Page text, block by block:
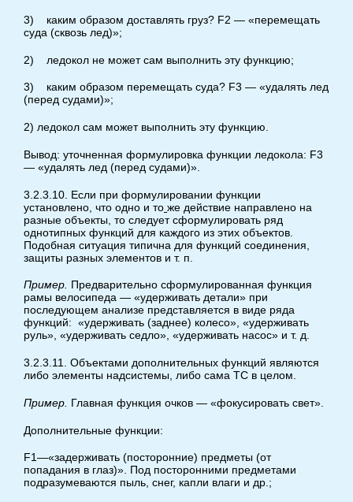
3) каким образом доставлять груз? F2 — «перемещать
суда (сквозь лед)»;
2) ледокол не может сам выполнить эту функцию;
3) каким образом перемещать суда? F3 — «удалять лед
(перед судами)»;
2) ледокол сам может выполнить эту функцию.
Вывод: уточненная формулировка функции ледокола: F3
— «удалять лед (перед судами)».
3.2.3.10. Если при формулировании функции
установлено, что одно и то же действие направлено на
разные объекты, то следует сформулировать ряд
однотипных функций для каждого из этих объектов.
Подобная ситуация типична для функций соединения,
защиты разных элементов и т. п.
Пример. Предварительно сформулированная функция
рамы велосипеда — «удерживать детали» при
последующем анализе представляется в виде ряда
функций: «удерживать (заднее) колесо», «удерживать
руль», «удерживать седло», «удерживать насос» и т. д.
3.2.3.11. Объектами дополнительных функций являются
либо элементы надсистемы, либо сама ТС в целом.
Пример. Главная функция очков — «фокусировать свет».
Дополнительные функции:
F1—«задерживать (посторонние) предметы (от
попадания в глаз)». Под посторонними предметами
подразумеваются пыль, снег, капли влаги и др.;